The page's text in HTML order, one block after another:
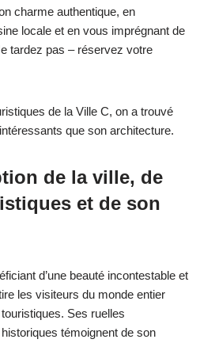
charme authentique, en
locale et en vous imprégnant de
tardez pas – réservez votre
de la Ville C, on a trouvé
que son architecture.
de la ville, de
et de son
d’une beauté incontestable et
les visiteurs du monde entier
Ses ruelles
témoignent de son